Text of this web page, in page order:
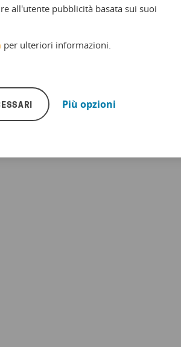
all'utente pubblicità basata sui suoi
per ulteriori informazioni.
Più opzioni